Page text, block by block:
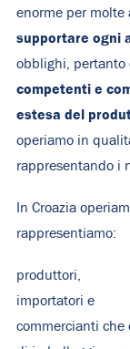
enorme per molte
supportare ogni
obblighi, pertanto
competenti e
estesa del
operiamo in
rappresentando i
In Croazia
rappresentiamo:
produttori,
importatori e
commercianti